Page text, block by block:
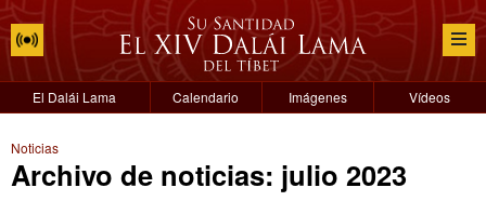
El Dalái Lama Calendario Imágenes Vídeos
Noticias
Archivo de noticias: julio 2023